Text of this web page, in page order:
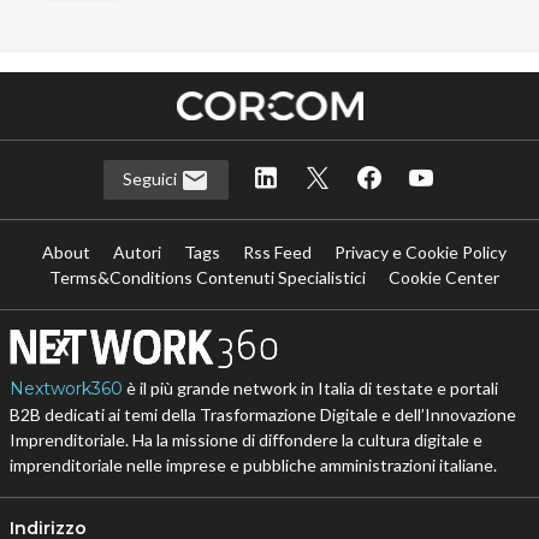
Seguici
About Autori Tags Rss Feed
Privacy e Cookie Policy
Terms&Conditions Contenuti Specialistici
Cookie Center
Nextwork360 è il più grande network in Italia di testate e portali
B2B dedicati ai temi della Trasformazione Digitale e dell’Innovazione
Imprenditoriale. Ha la missione di diffondere la cultura digitale e
imprenditoriale nelle imprese e pubbliche amministrazioni italiane.
Indirizzo